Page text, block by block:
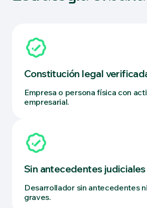
Constitución legal
Empresa o persona física con
empresarial.
Sin antecedentes judiciales
Desarrollador sin antecedentes
graves.